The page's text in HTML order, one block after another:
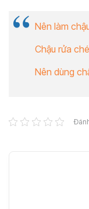
Nên làm
Chậu rửa
Nên dùng